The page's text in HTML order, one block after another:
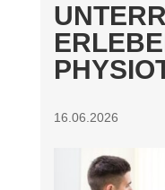
16.06.2026